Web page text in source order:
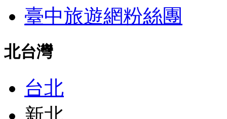
臺中旅遊網粉絲團
北台灣
台北